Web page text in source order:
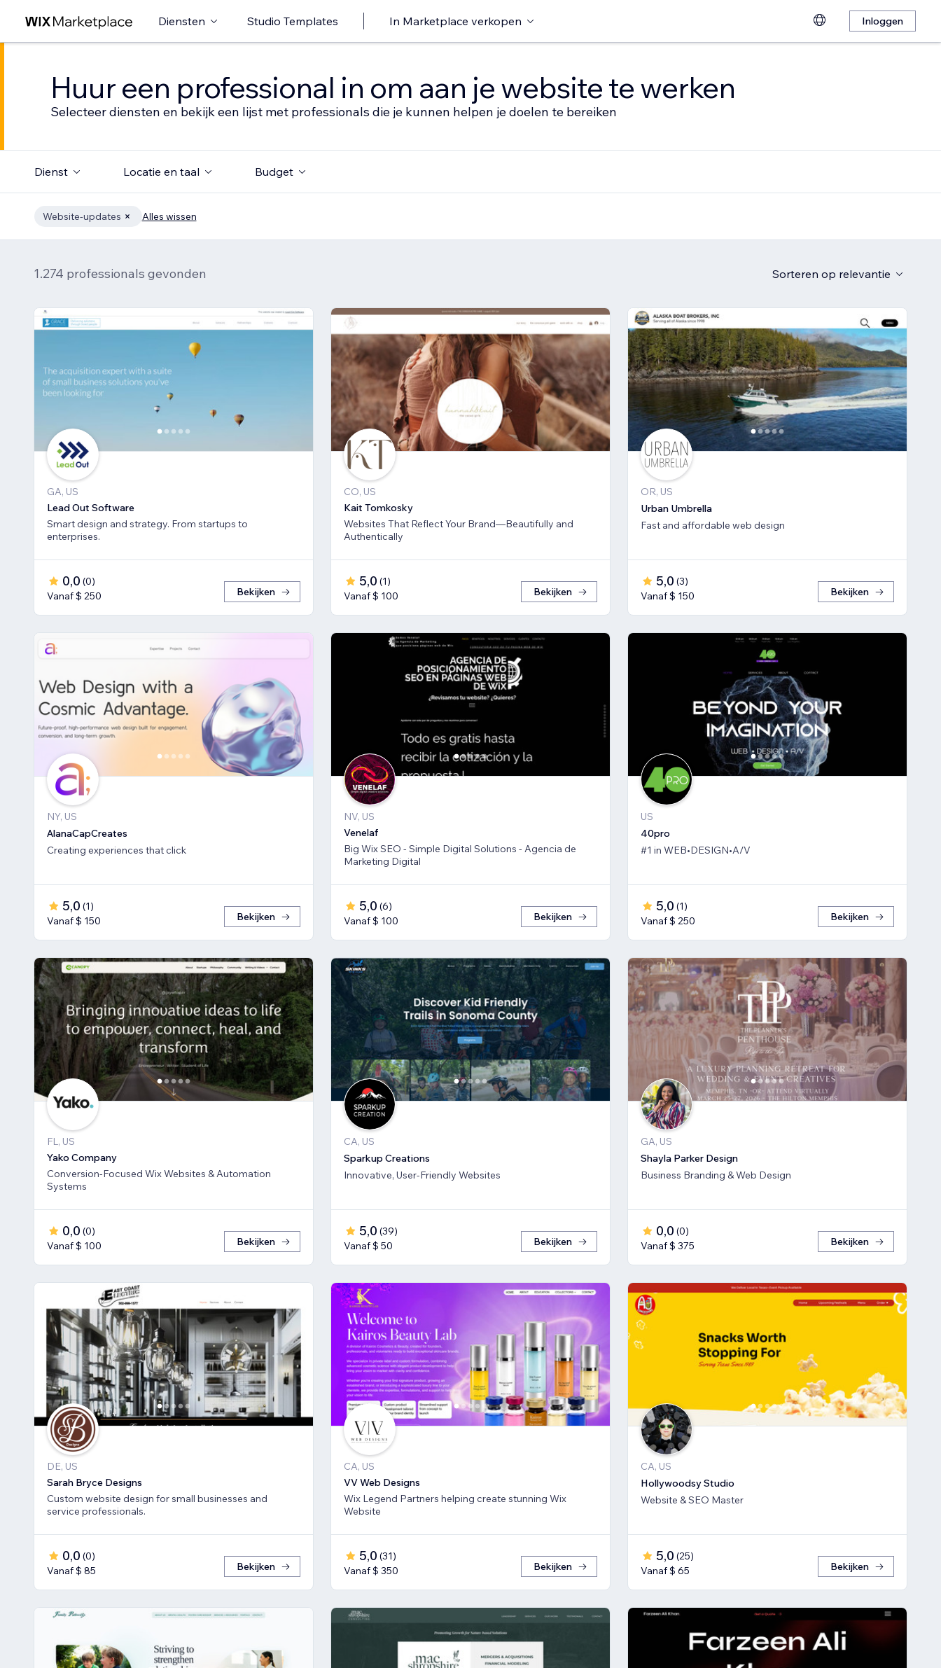
Diensten Studio Templates In Marketplace verkopen Inloggen
Huur een professional in om aan je website te werken
Selecteer diensten en bekijk een lijst met professionals die je kunnen helpen je doelen te bereiken
Dienst Locatie en taal Budget
Website-updates Alles wissen
1.274 professionals gevonden Sorteren op relevantie
GA, US
Lead Out Software
Smart design and strategy. From startups to
enterprises.
0,0 (0)
Vanaf $ 250
Bekijken
CO, US
Kait Tomkosky
Websites That Reflect Your Brand—Beautifully and
Authentically
5,0 (1)
Vanaf $ 100
Bekijken
OR, US
Urban Umbrella
Fast and affordable web design
5,0 (3)
Vanaf $ 150
Bekijken
NY, US
AlanaCapCreates
Creating experiences that click
5,0 (1)
Vanaf $ 150
Bekijken
NV, US
Venelaf
Big Wix SEO - Simple Digital Solutions - Agencia de
Marketing Digital
5,0 (6)
Vanaf $ 100
Bekijken
US
40pro
#1 in WEB•DESIGN•A/V
5,0 (1)
Vanaf $ 250
Bekijken
FL, US
Yako Company
Conversion-Focused Wix Websites & Automation
Systems
0,0 (0)
Vanaf $ 100
Bekijken
CA, US
Sparkup Creations
Innovative, User-Friendly Websites
5,0 (39)
Vanaf $ 50
Bekijken
GA, US
Shayla Parker Design
Business Branding & Web Design
0,0 (0)
Vanaf $ 375
Bekijken
DE, US
Sarah Bryce Designs
Custom website design for small businesses and
service professionals.
0,0 (0)
Vanaf $ 85
Bekijken
CA, US
VV Web Designs
Wix Legend Partners helping create stunning Wix
Website
5,0 (31)
Vanaf $ 350
Bekijken
CA, US
Hollywoodsy Studio
Website & SEO Master
5,0 (25)
Vanaf $ 65
Bekijken